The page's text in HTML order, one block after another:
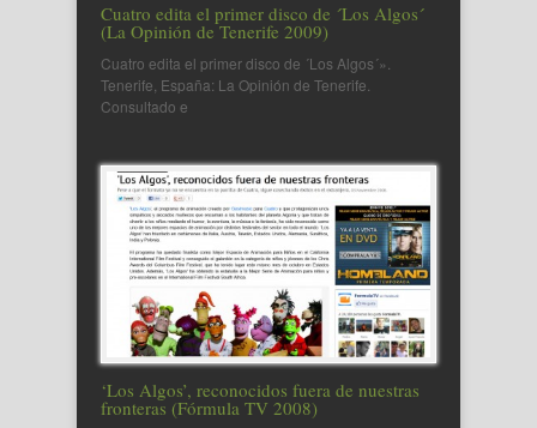
Cuatro edita el primer disco de ´Los Algos´
(La Opinión de Tenerife 2009)
Cuatro edita el primer disco de ´Los Algos´».
Tenerife, España: La Opinión de Tenerife.
Consultado e
‘Los Algos’, reconocidos fuera de nuestras
fronteras (Fórmula TV 2008)